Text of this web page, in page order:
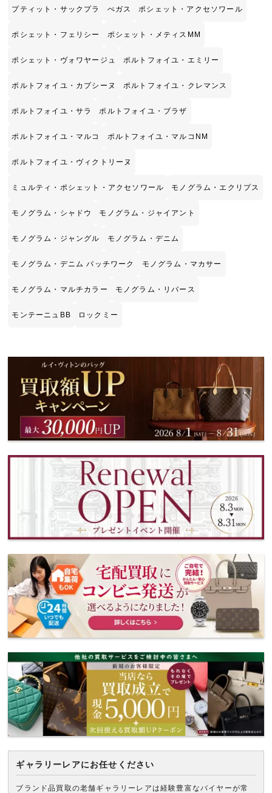
プティット・サックプラ ぺガス ポシェット・アクセソワール
ポシェット・フェリシー ポシェット・メティスMM
ポシェット・ヴォワヤージュ ポルトフォイユ・エミリー
ポルトフォイユ・カプシーヌ ポルトフォイユ・クレマンス
ポルトフォイユ・サラ ポルトフォイユ・ブラザ
ポルトフォイユ・マルコ ポルトフォイユ・マルコNM
ポルトフォイユ・ヴィクトリーヌ
ミュルティ・ポシェット・アクセソワール モノグラム・エクリプス
モノグラム・シャドウ モノグラム・ジャイアント
モノグラム・ジャングル モノグラム・デニム
モノグラム・デニム パッチワーク モノグラム・マカサー
モノグラム・マルチカラー モノグラム・リバース
モンテーニュBB ロックミー
ギャラリーレアにお任せください
ブランド品買取の老舗ギャラリーレアは経験豊富なバイヤーが常